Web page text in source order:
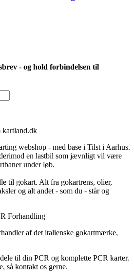
- og hold forbindelsen til
webshop - med base i Tilst i Aarhus.
en lastbil som jævnligt vil være
under løb.
til gokart. Alt fra gokartrens, olier,
og alt andet - som du - står og
Forhandling
af det italienske gokartmærke,
til din PCR og komplette PCR karter.
så kontakt os gerne.